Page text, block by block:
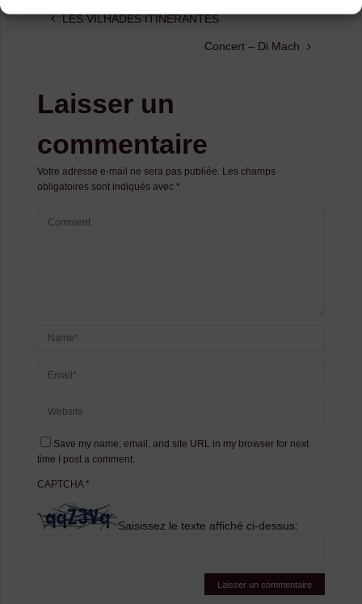
LES VILHADES ITINERANTES
Concert – Di Mach
Laisser un
commentaire
Votre adresse e-mail ne sera pas publiée. Les champs
obligatoires sont indiqués avec *
Save my name, email, and site URL in my browser for next
time I post a comment.
CAPTCHA*
Saisissez le texte affiché ci-dessus: